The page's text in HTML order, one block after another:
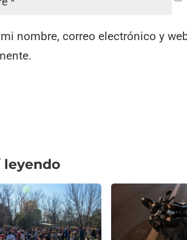
nombre, correo electrónico y
leyendo